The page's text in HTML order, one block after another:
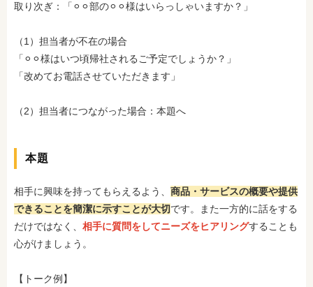
取り次ぎ：「⚪︎⚪︎部の⚪︎⚪︎様はいらっしゃいますか？」
（1）担当者が不在の場合
「⚪︎⚪︎様はいつ頃帰社されるご予定でしょうか？」
「改めてお電話させていただきます」
（2）担当者につながった場合：本題へ
本題
相手に興味を持ってもらえるよう、 商品・サービスの概要や提供
できることを簡潔に示すことが大切です。また一方的に話をする
だけではなく、 相手に質問をしてニーズをヒアリングすることも
心がけましょう。
【トーク例】